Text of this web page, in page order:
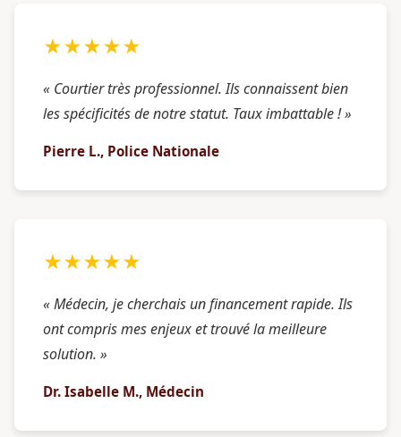
★★★★★
« Courtier très professionnel. Ils connaissent bien
les spécificités de notre statut. Taux imbattable ! »
Pierre L., Police Nationale
★★★★★
« Médecin, je cherchais un financement rapide. Ils
ont compris mes enjeux et trouvé la meilleure
solution. »
Dr. Isabelle M., Médecin